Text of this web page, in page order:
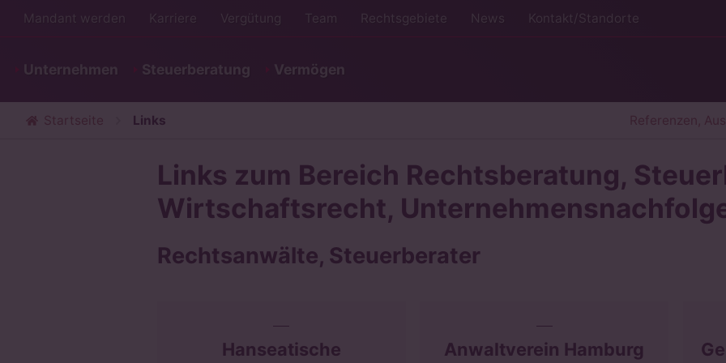
Mandant werden Karriere Vergütung Team Rechtsgebiete News Kontakt/Standorte
Unternehmen Steuerberatung Vermögen
Startseite Links Referenzen,
Links zum Bereich Rechtsberatung,
Wirtschaftsrecht,
Rechtsanwälte, Steuerberater
Hanseatische
Anwaltverein Hamburg